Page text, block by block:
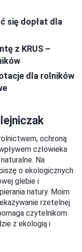
się dopłat dla
z KRUS –
dla rolników
ochroną
człowieka
Na
o ekologicznych
glebie i
natury. Moim
rzetelnej
czytelnikom
z ekologią i